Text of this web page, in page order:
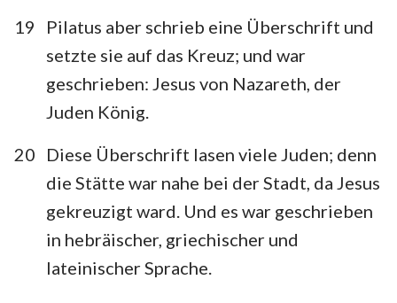
19
Pilatus aber schrieb eine Überschrift und
setzte sie auf das Kreuz; und war
geschrieben: Jesus von Nazareth, der
Juden König.
20
Diese Überschrift lasen viele Juden; denn
die Stätte war nahe bei der Stadt, da Jesus
gekreuzigt ward. Und es war geschrieben
in hebräischer, griechischer und
lateinischer Sprache.